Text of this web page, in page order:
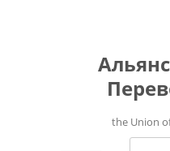
the Union
Найти: